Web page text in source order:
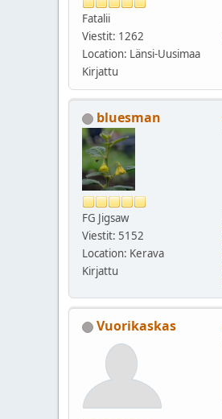
Fatalii
Viestit: 1262
Location: Länsi-Uusimaa
Kirjattu
bluesman
FG Jigsaw
Viestit: 5152
Location: Kerava
Kirjattu
Vuorikaskas